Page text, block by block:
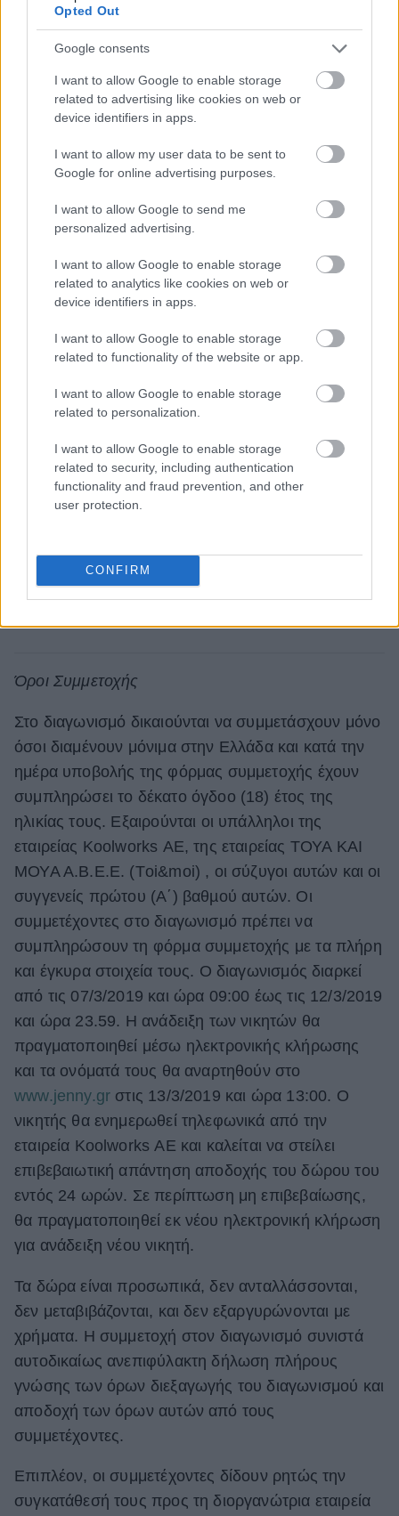
Opted Out
Google consents
I want to allow Google to enable storage
related to advertising like cookies on web or
device identifiers in apps.
I want to allow my user data to be sent to
Google for online advertising purposes.
I want to allow Google to send me
personalized advertising.
I want to allow Google to enable storage
related to analytics like cookies on web or
device identifiers in apps.
I want to allow Google to enable storage
related to functionality of the website or app.
I want to allow Google to enable storage
related to personalization.
I want to allow Google to enable storage
related to security, including authentication
functionality and fraud prevention, and other
user protection.
CONFIRM
Όροι Συμμετοχής
Στο διαγωνισμό δικαιούνται να συμμετάσχουν μόνο
όσοι διαμένουν μόνιμα στην Ελλάδα και κατά την
ημέρα υποβολής της φόρμας συμμετοχής έχουν
συμπληρώσει το δέκατο όγδοο (18) έτος της
ηλικίας τους. Εξαιρούνται οι υπάλληλοι της
εταιρείας Koolworks ΑΕ, της εταιρείας ΤΟΥΑ ΚΑΙ
ΜΟΥΑ Α.Β.Ε.Ε. (Τoi&moi) , οι σύζυγοι αυτών και οι
συγγενείς πρώτου (Α΄) βαθµού αυτών. Οι
συμμετέχοντες στο διαγωνισμό πρέπει να
συμπληρώσουν τη φόρμα συμμετοχής με τα πλήρη
και έγκυρα στοιχεία τους. Ο διαγωνισμός διαρκεί
από τις 07/3/2019 και ώρα 09:00 έως τις 12/3/2019
και ώρα 23.59. Η ανάδειξη των νικητών θα
πραγματοποιηθεί μέσω ηλεκτρονικής κλήρωσης
και τα ονόματά τους θα αναρτηθούν στο
www.jenny.gr στις 13/3/2019 και ώρα 13:00. Ο
νικητής θα ενημερωθεί τηλεφωνικά από την
εταιρεία Koolworks ΑΕ και καλείται να στείλει
επιβεβαιωτική απάντηση αποδοχής του δώρου του
εντός 24 ωρών. Σε περίπτωση μη επιβεβαίωσης,
θα πραγματοποιηθεί εκ νέου ηλεκτρονική κλήρωση
για ανάδειξη νέου νικητή.
Τα δώρα είναι προσωπικά, δεν ανταλλάσσονται,
δεν μεταβιβάζονται, και δεν εξαργυρώνονται με
χρήματα. Η συμμετοχή στον διαγωνισμό συνιστά
αυτοδικαίως ανεπιφύλακτη δήλωση πλήρους
γνώσης των όρων διεξαγωγής του διαγωνισμού και
αποδοχή των όρων αυτών από τους
συμμετέχοντες.
Επιπλέον, οι συμμετέχοντες δίδουν ρητώς την
συγκατάθεσή τους προς τη διοργανώτρια εταιρεία